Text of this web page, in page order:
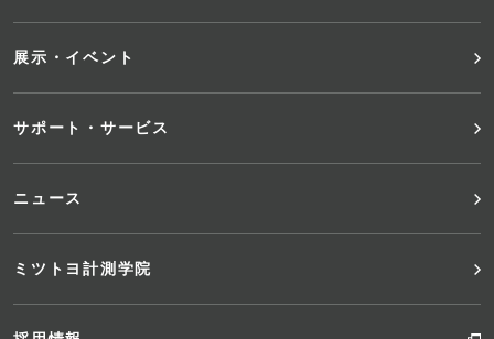
ュ
ー
展示・イベント
サポート・サービス
ニュース
ミツトヨ計測学院